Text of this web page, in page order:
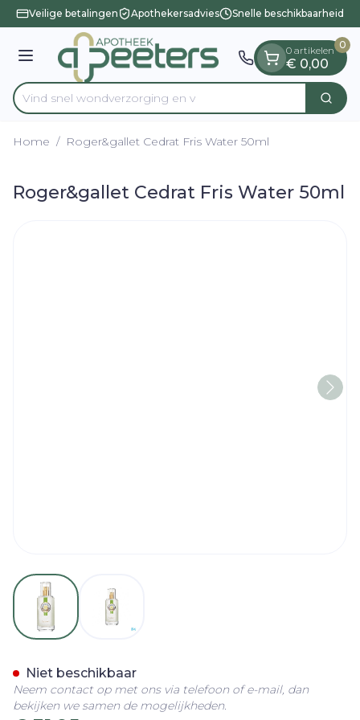
Ga naar de inhoud
1 van 1
Veilige betalingen Apothekersadvies Snelle beschikbaarheid
Menu
Product, merk, categorie...
Vind snel wondverzorgi Zoek
0 artikelen
€ 0,00
0
Home / Roger&gallet Cedrat Fris Water 50ml
Roger&gallet Cedrat Fris Water 50ml
View larger image
Niet beschikbaar
Neem contact op met ons via telefoon of e-mail, dan
bekijken we samen de mogelijkheden.